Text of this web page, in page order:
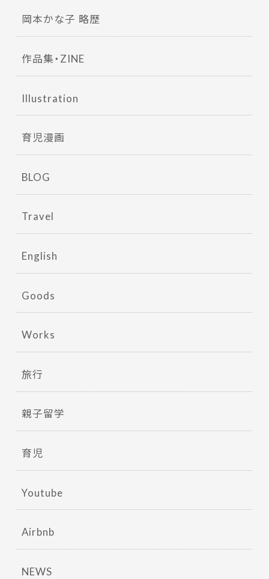
岡本かな子 略歴
作品集・ZINE
Illustration
育児漫画
BLOG
Travel
English
Goods
Works
旅行
親子留学
育児
Youtube
Airbnb
NEWS